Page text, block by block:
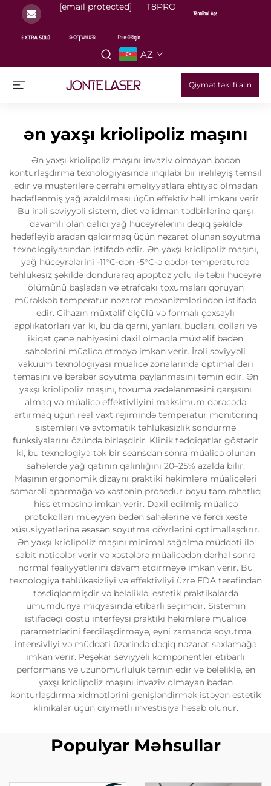
[email protected] T8PRO
AZ
Qiymət təklifi alın
ən yaxşı kriolipoliz maşını
Ən yaxşı kriolipoliz maşını invaziv olmayan bədən
konturlaşdırma texnologiyasında inqilabi bir irəliləyiş təmsil
edir və müştərilərə cərrahi əməliyyatlara ehtiyac olmadan
hədəflənmiş yağ azaldılması üçün effektiv həll imkanı verir.
Bu irəli səviyyəli sistem, diet və idman tədbirlərinə qarşı
davamlı olan qalıcı yağ hüceyrələrini dəqiq şəkildə
hədəfləyib aradan qaldırmaq üçün nəzarət olunan soyutma
texnologiyasından istifadə edir. Ən yaxşı kriolipoliz maşını,
yağ hüceyrələrini -11°C-dən -5°C-ə qədər temperaturda
təhlükəsiz şəkildə donduraraq apoptoz yolu ilə təbii hüceyrə
ölümünü başladan və ətrafdakı toxumaları qoruyan
mürəkkəb temperatur nəzarət mexanizmlərindən istifadə
edir. Cihazın müxtəlif ölçülü və formalı çoxsaylı
applikatorları var ki, bu da qarnı, yanları, budları, qolları və
ikiqat çənə nahiyəsini daxil olmaqla müxtəlif bədən
sahələrini müalicə etməyə imkan verir. İrəli səviyyəli
vakuum texnologiyası müalicə zonalarında optimal dəri
təmasını və bərabər soyutma paylanmasını təmin edir. Ən
yaxşı kriolipoliz maşını, toxuma zədələnməsini qarşısını
almaq və müalicə effektivliyini maksimum dərəcədə
artırmaq üçün real vaxt rejimində temperatur monitorinq
sistemləri və avtomatik təhlükəsizlik söndürmə
funksiyalarını özündə birləşdirir. Klinik tədqiqatlar göstərir
ki, bu texnologiya tək bir seansdan sonra müalicə olunan
sahələrdə yağ qatının qalınlığını 20–25% azalda bilir.
Maşının ergonomik dizaynı praktiki həkimlərə müalicələri
səmərəli aparmağa və xəstənin prosedur boyu tam rahatlıq
hiss etməsinə imkan verir. Daxil edilmiş müalicə
protokolları müəyyən bədən sahələrinə və fərdi xəstə
xüsusiyyətlərinə əsasən soyutma dövrlərini optimallaşdırır.
Ən yaxşı kriolipoliz maşını minimal sağalma müddəti ilə
sabit nəticələr verir və xəstələrə müalicədən dərhal sonra
normal fəaliyyətlərini davam etdirməyə imkan verir. Bu
texnologiya təhlükəsizliyi və effektivliyi üzrə FDA tərəfindən
təsdiqlənmişdir və beləliklə, estetik praktikalarda
ümumdünya miqyasında etibarlı seçimdir. Sistemin
istifadəçi dostu interfeysi praktiki həkimlərə müalicə
parametrlərini fərdiləşdirməyə, eyni zamanda soyutma
intensivliyi və müddəti üzərində dəqiq nəzarət saxlamağa
imkan verir. Peşəkar səviyyəli komponentlər etibarlı
performans və uzunömürlülük təmin edir və beləliklə, ən
yaxşı kriolipoliz maşını invaziv olmayan bədən
konturlaşdırma xidmətlərini genişləndirmək istəyən estetik
klinikalar üçün qiymətli investisiya hesab olunur.
Populyar Məhsullar